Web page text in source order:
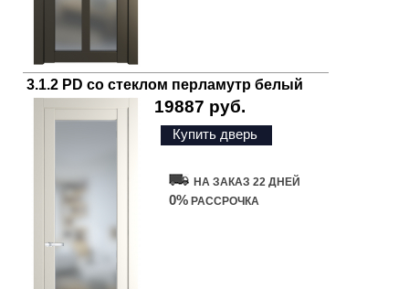
3.1.2 PD со стеклом перламутр белый
19887 руб.
Купить дверь
НА ЗАКАЗ 22 ДНЕЙ
0% РАССРОЧКА